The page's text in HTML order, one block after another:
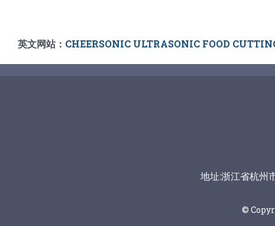
英文网站： CHEERSONIC ULTRASONIC FOOD
地址:浙江省杭州
©